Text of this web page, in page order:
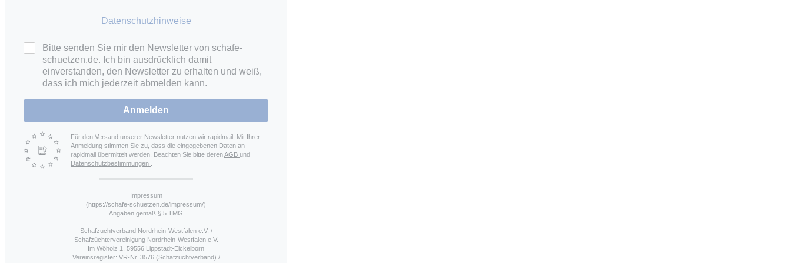
Datenschutzhinweise
Bitte senden Sie mir den Newsletter von schafe-
schuetzen.de. Ich bin ausdrücklich damit
einverstanden, den Newsletter zu erhalten und weiß,
dass ich mich jederzeit abmelden kann.
Anmelden
Für den Versand unserer Newsletter nutzen wir rapidmail. Mit Ihrer
Anmeldung stimmen Sie zu, dass die eingegebenen Daten an
rapidmail übermittelt werden. Beachten Sie bitte derenAGB und
Datenschutzbestimmungen
Impressum
(https://schafe-schuetzen.de/impressum/)
Angaben gemäß § 5 TMG
Schafzuchtverband Nordrhein-Westfalen e.V. /
Schafzüchtervereinigung Nordrhein-Westfalen e.V.
Im Wöholz 1, 59556 Lippstadt-Eickelborn
Vereinsregister: VR-Nr. 3576 (Schafzuchtverband) /